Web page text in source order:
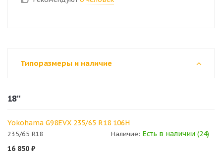
Типоразмеры и наличие
18''
Yokohama G98EVX 235/65 R18 106H
235/65 R18 Наличие: Есть в наличии (24)
16 850 ₽